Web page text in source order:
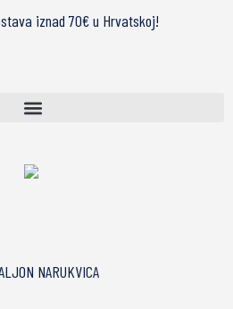
iznad 70€ u Hrvatskoj!
NARUKVICA